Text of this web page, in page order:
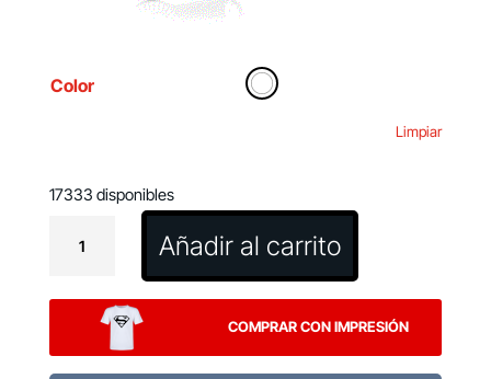
Color
Limpiar
17333 disponibles
Dayane
Añadir al carrito
COMPRAR CON IMPRESIÓN